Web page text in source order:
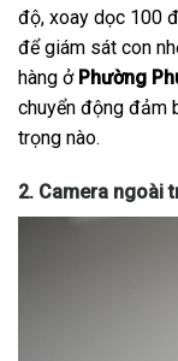
độ, xoay dọc 100
để giám sát con
hàng ở Phường
chuyển động đảm
trọng nào.
2. Camera ngoài